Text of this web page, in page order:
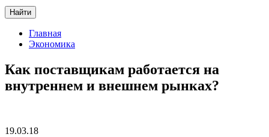
Найти
Главная
Экономика
Как поставщикам работается на
внутреннем и внешнем рынках?
19.03.18